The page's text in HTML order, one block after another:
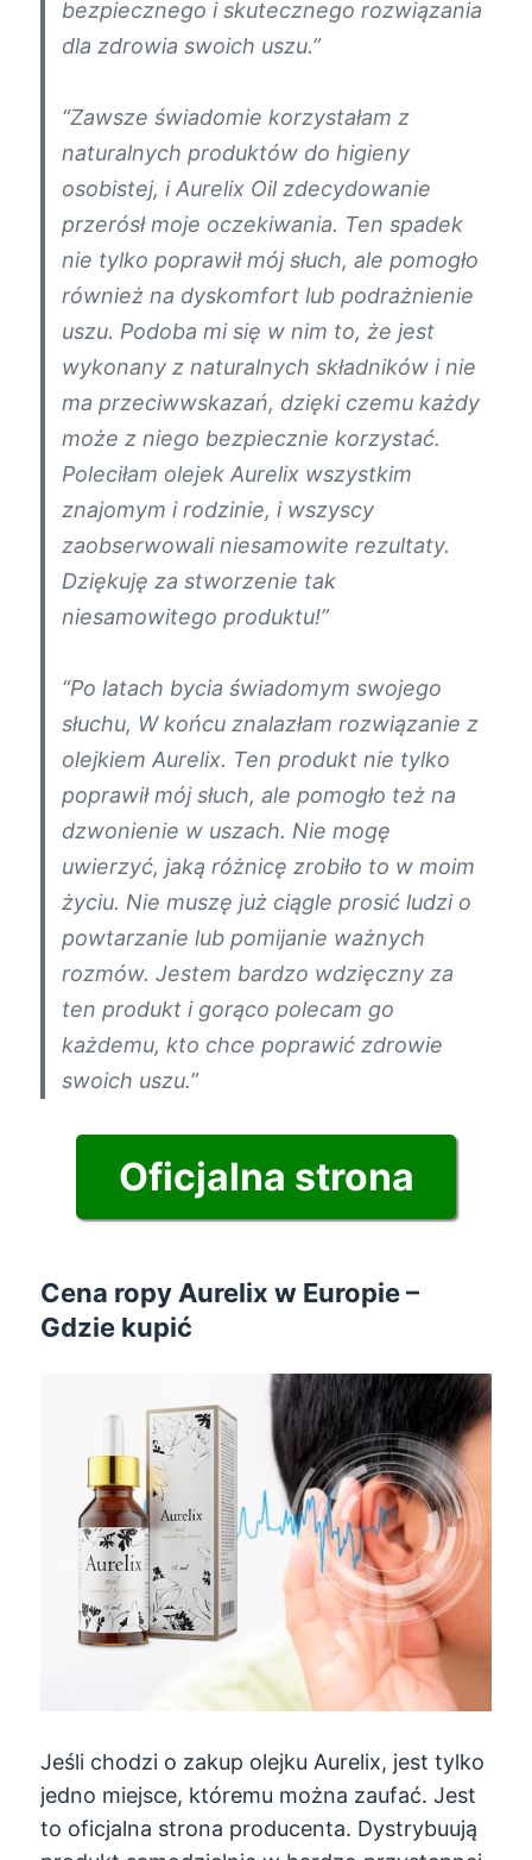
bezpiecznego i skutecznego rozwiązania
dla zdrowia swoich uszu.”
“Zawsze świadomie korzystałam z
naturalnych produktów do higieny
osobistej, i Aurelix Oil zdecydowanie
przerósł moje oczekiwania. Ten spadek
nie tylko poprawił mój słuch, ale pomogło
również na dyskomfort lub podrażnienie
uszu. Podoba mi się w nim to, że jest
wykonany z naturalnych składników i nie
ma przeciwwskazań, dzięki czemu każdy
może z niego bezpiecznie korzystać.
Poleciłam olejek Aurelix wszystkim
znajomym i rodzinie, i wszyscy
zaobserwowali niesamowite rezultaty.
Dziękuję za stworzenie tak
niesamowitego produktu!”
“Po latach bycia świadomym swojego
słuchu, W końcu znalazłam rozwiązanie z
olejkiem Aurelix. Ten produkt nie tylko
poprawił mój słuch, ale pomogło też na
dzwonienie w uszach. Nie mogę
uwierzyć, jaką różnicę zrobiło to w moim
życiu. Nie muszę już ciągle prosić ludzi o
powtarzanie lub pomijanie ważnych
rozmów. Jestem bardzo wdzięczny za
ten produkt i gorąco polecam go
każdemu, kto chce poprawić zdrowie
swoich uszu.”
Oficjalna strona
Cena ropy Aurelix w Europie –
Gdzie kupić
Jeśli chodzi o zakup olejku Aurelix, jest tylko
jedno miejsce, któremu można zaufać. Jest
to oficjalna strona producenta. Dystrybuują